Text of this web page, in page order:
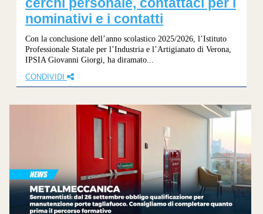
nominativi e i contatti
Con la conclusione dell’anno scolastico 2025/2026, l’Istituto
Professionale Statale per l’Industria e l’Artigianato di Verona,
IPSIA Giovanni Giorgi, ha diramato...
CONDIVIDI